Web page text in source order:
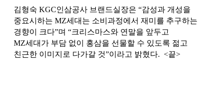
김형숙 KGC인삼공사 브랜드실장은 “감성과 개성을
중요시하는 MZ세대는 소비과정에서 재미를 추구하는
경향이 크다”며 “크리스마스와 연말을 앞두고
MZ세대가 부담 없이 홍삼을 선물할 수 있도록 젊고
친근한 이미지로 다가갈 것”이라고 밝혔다. <끝>